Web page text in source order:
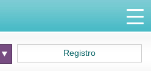
Registro